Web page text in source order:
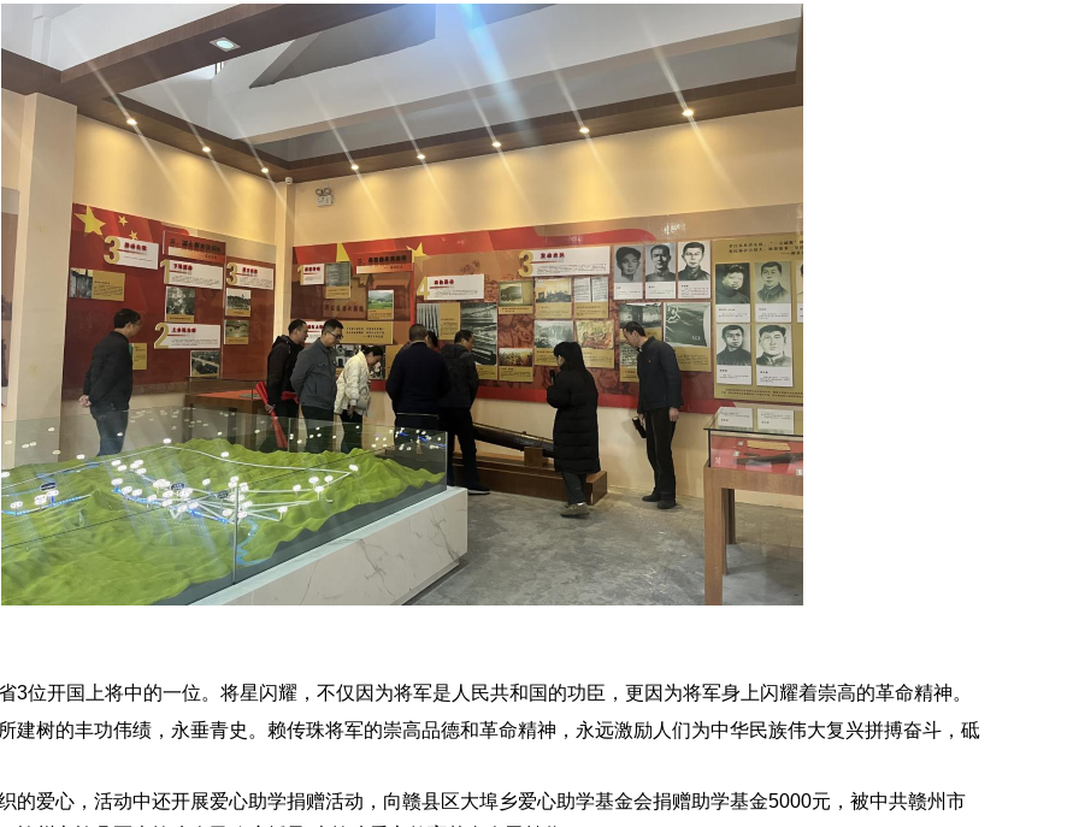
3位开国上将中的一位。将星闪耀，不仅因为将军是人民共和国的功臣，更因为将军身上闪耀着崇高的革命精神。
建树的丰功伟绩，永垂青史。赖传珠将军的崇高品德和革命精神，永远激励人们为中华民族伟大复兴拼搏奋斗，砥
的爱心，活动中还开展爱心助学捐赠活动，向赣县区大埠乡爱心助学基金会捐赠助学基金5000元，被中共赣州市